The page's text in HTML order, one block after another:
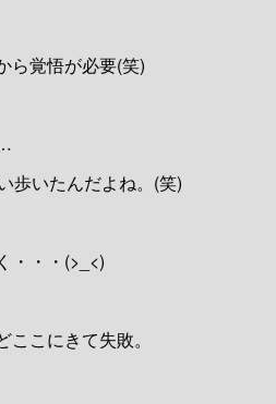
ら覚悟が必要(笑)
歩いたんだよね。(笑)
・・・(>_<)
こにきて失敗。